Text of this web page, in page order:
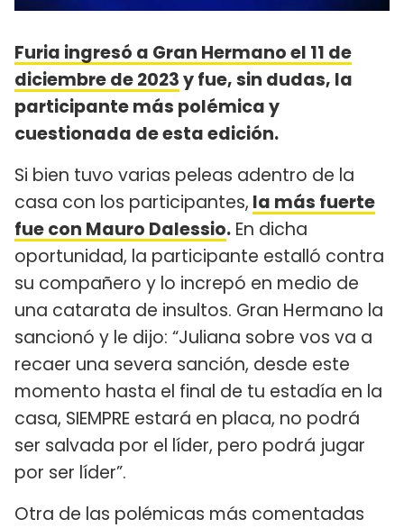
Furia ingresó a Gran Hermano el 11 de
diciembre de 2023y fue, sin dudas, la
participante más polémica y
cuestionada de esta edición.
Si bien tuvo varias peleas adentro de la
casa con los participantes, la más fuerte
fue con Mauro Dalessio. En dicha
oportunidad, la participante estalló contra
su compañero y lo increpó en medio de
una catarata de insultos. Gran Hermano la
sancionó y le dijo: “Juliana sobre vos va a
recaer una severa sanción, desde este
momento hasta el final de tu estadía en la
casa, SIEMPRE estará en placa, no podrá
ser salvada por el líder, pero podrá jugar
por ser líder”.
Otra de las polémicas más comentadas